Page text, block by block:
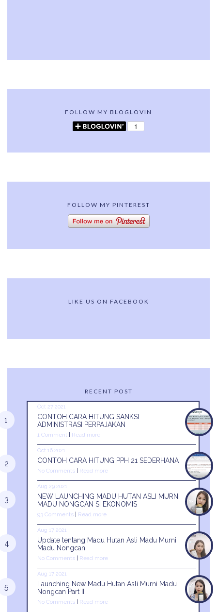
FOLLOW MY BLOGLOVIN
FOLLOW MY PINTEREST
LIKE US ON FACEBOOK
RECENT POST
Oct 27 2021
CONTOH CARA HITUNG SANKSI
ADMINISTRASI PERPAJAKAN
1 Comment | Read more
Oct 16 2021
CONTOH CARA HITUNG PPH 21 SEDERHANA
No Comments | Read more
Aug 29 2021
NEW LAUNCHING MADU HUTAN ASLI MURNI
MADU NONGCAN SI EKONOMIS
93 Comments | Read more
Aug 17 2021
Update tentang Madu Hutan Asli Madu Murni
Madu Nongcan
No Comments | Read more
Aug 17 2021
Launching New Madu Hutan Asli Murni Madu
Nongcan Part II
No Comments | Read more